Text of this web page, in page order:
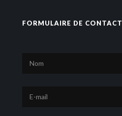
FORMULAIRE DE CONTACT